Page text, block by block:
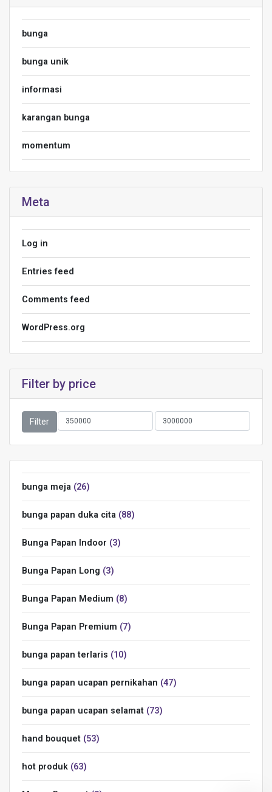
bunga
bunga unik
informasi
karangan bunga
momentum
Meta
Log in
Entries feed
Comments feed
WordPress.org
Filter by price
Filter
bunga meja 26
bunga papan duka cita 88
Bunga Papan Indoor 3
Bunga Papan Long 3
Bunga Papan Medium 8
Bunga Papan Premium 7
bunga papan terlaris 10
bunga papan ucapan pernikahan 47
bunga papan ucapan selamat 73
hand bouquet 53
hot produk 63